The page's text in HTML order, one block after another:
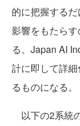
的に把握する
影響をもたら
る。Japan AI
計に即して詳
るものになる。
以下の2系統